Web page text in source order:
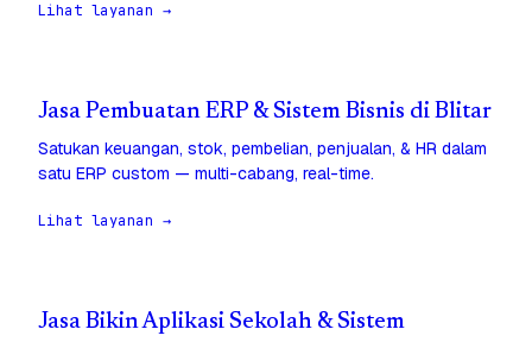
Lihat layanan →
Jasa Pembuatan ERP & Sistem Bisnis di Blitar
Satukan keuangan, stok, pembelian, penjualan, & HR dalam
satu ERP custom — multi-cabang, real-time.
Lihat layanan →
Jasa Bikin Aplikasi Sekolah & Sistem